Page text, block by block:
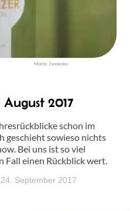
UNS
Moritz Janowsky
2017
schon im
geschieht sowieso nichts
Bei uns ist so viel
Fall einen Rückblick wert.
24. September 2017